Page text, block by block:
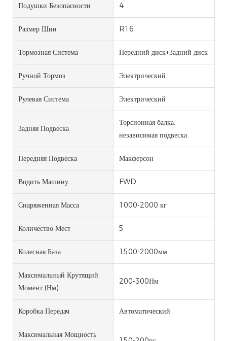
Подушки Безопасности 4
Размер Шин R16
Тормозная Система Передний диск+Задний диск
Ручной Тормоз Электрический
Рулевая Система Электрический
Задняя Подвеска
Торсионная балка,
независимая подвеска
Передняя Подвеска Макферсон
Водить Машину FWD
Снаряженная Масса 1000-2000 кг
Количество Мест 5
Колесная База 1500-2000мм
Максимальный Крутящий
Момент (Нм)
200-300Нм
Коробка Передач Автоматический
Максимальная Мощность